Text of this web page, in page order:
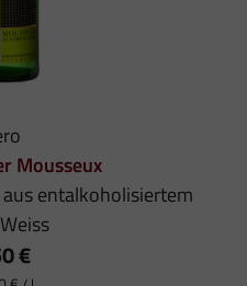
Mousseux
entalkoholisiertem
€